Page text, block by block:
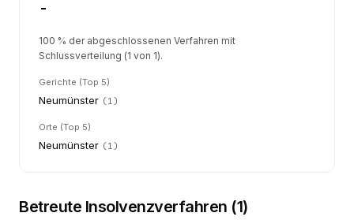
-
100 % der abgeschlossenen Verfahren mit
Schlussverteilung (1 von 1).
Gerichte (Top 5)
Neumünster (1)
Orte (Top 5)
Neumünster (1)
Betreute Insolvenzverfahren (1)